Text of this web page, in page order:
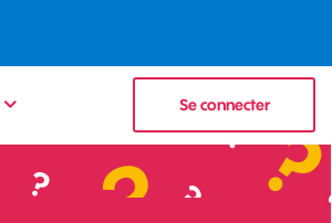
Se connecter